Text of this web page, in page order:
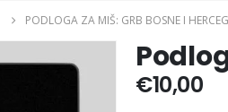
PODLOGA ZA MIŠ: GRB BOSNE I
€10,00